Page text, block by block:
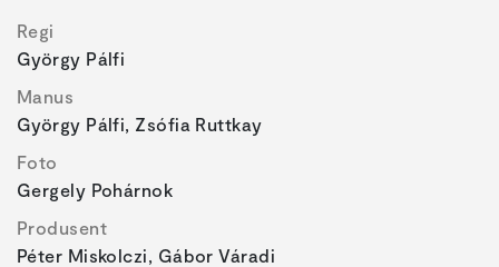
Regi
György Pálfi
Manus
György Pálfi, Zsófia Ruttkay
Foto
Gergely Pohárnok
Produsent
Péter Miskolczi, Gábor Váradi